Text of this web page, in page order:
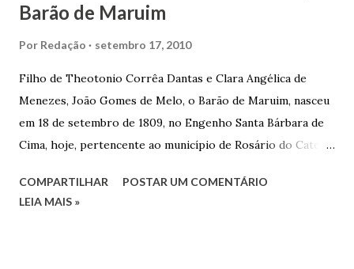
Barão de Maruim
Por Redação setembro 17, 2010
Filho de Theotonio Corrêa Dantas e Clara Angélica de
Menezes, João Gomes de Melo, o Barão de Maruim, nasceu
em 18 de setembro de 1809, no Engenho Santa Bárbara de
Cima, hoje, pertencente ao município de Rosário do Catete.
José de Faro Leitão, porém o casamento acabou com o
COMPARTILHAR
POSTAR UM COMENTÁRIO
LEIA MAIS »